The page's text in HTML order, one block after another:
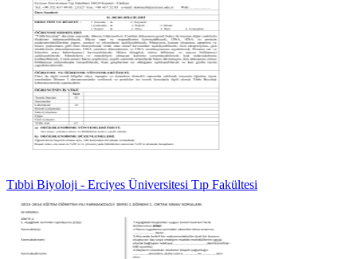
Tıbbi Biyoloji - Erciyes Üniversitesi Tıp Fakültesi